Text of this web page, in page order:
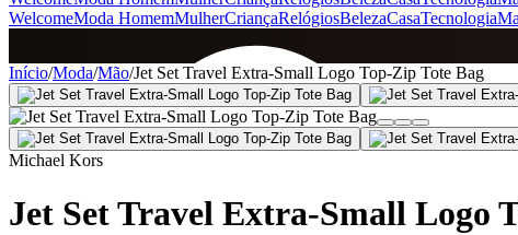
WelcomeModa HomemMulherCriançaRelógiosBelezaCasaTecnologia
SINCE 2005
+de 36.000 reviews
Início/Moda/Mão/Jet Set Travel Extra-Small Logo Top-Zip Tote Bag
Michael Kors
Jet Set Travel Extra-Small Logo